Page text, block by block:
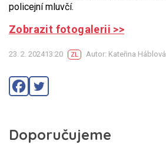
policejní mluvčí.
Zobrazit fotogalerii >>
23. 2. 202413:20 ZL Autor: Kateřina Háblová